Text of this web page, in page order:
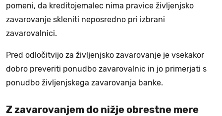
pomeni, da kreditojemalec nima pravice življenjsko
zavarovanje skleniti neposredno pri izbrani
zavarovalnici.
Pred odločitvijo za življenjsko zavarovanje je vsekakor
dobro preveriti ponudbo zavarovalnic in jo primerjati s
ponudbo življenjskega zavarovanja banke.
Z zavarovanjem do nižje obrestne mere